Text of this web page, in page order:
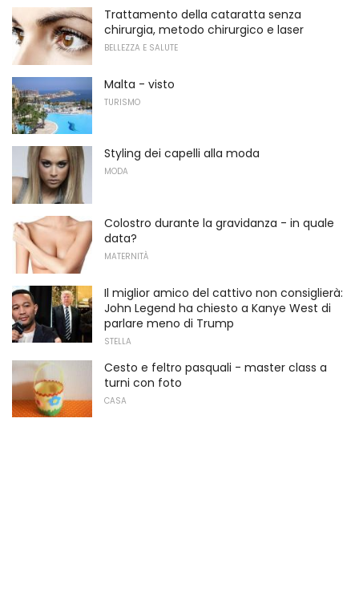
Trattamento della cataratta senza
chirurgia, metodo chirurgico e laser
BELLEZZA E SALUTE
Malta - visto
TURISMO
Styling dei capelli alla moda
MODA
Colostro durante la gravidanza - in quale
data?
MATERNITÀ
Il miglior amico del cattivo non consiglierà:
John Legend ha chiesto a Kanye West di
parlare meno di Trump
STELLA
Cesto e feltro pasquali - master class a
turni con foto
CASA